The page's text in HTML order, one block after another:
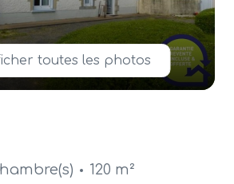
toutes les photos
120 m²